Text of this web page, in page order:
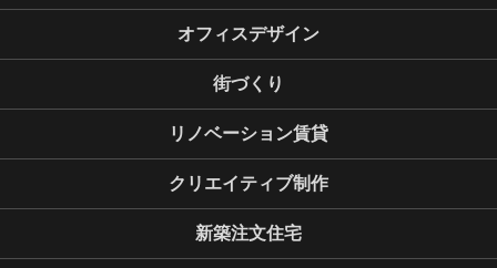
オフィスデザイン
街づくり
リノベーション賃貸
クリエイティブ制作
新築注文住宅